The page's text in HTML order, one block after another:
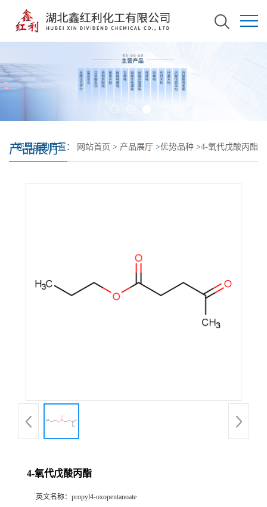
产品展厅
您当前的位置： 网站首页 > 产品展厅 >优势品种 >4-氧代戊酸丙酯
4-氧代戊酸丙酯
英文名称： propyl4-oxopentanoate